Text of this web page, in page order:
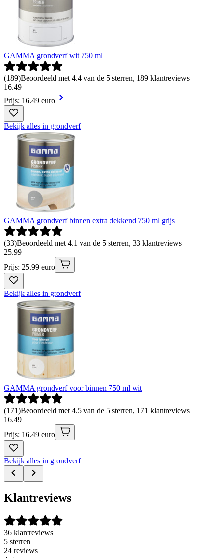
GAMMA grondverf wit 750 ml
(189)Beoordeeld met 4.4 van de 5 sterren, 189 klantreviews
16.49
Prijs: 16.49 euro
Bekijk alles in grondverf
GAMMA grondverf binnen extra dekkend 750 ml grijs
(33)Beoordeeld met 4.1 van de 5 sterren, 33 klantreviews
25.99
Prijs: 25.99 euro
Bekijk alles in grondverf
GAMMA grondverf voor binnen 750 ml wit
(171)Beoordeeld met 4.5 van de 5 sterren, 171 klantreviews
16.49
Prijs: 16.49 euro
Bekijk alles in grondverf
Klantreviews
36 klantreviews
5 sterren
24 reviews